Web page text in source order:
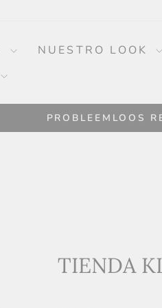
NUESTRO LOOK
PROBLEEMLOOS
TIENDA